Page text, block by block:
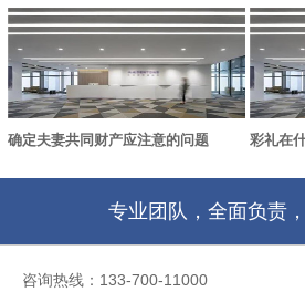
确定夫妻共同财产应注意的问题 彩礼在
专业团队，全面负责
咨询热线：133-700-11000